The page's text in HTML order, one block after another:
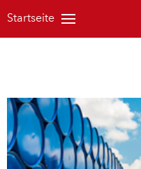
Startseite